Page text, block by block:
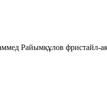
Райымқұлов фристайл-